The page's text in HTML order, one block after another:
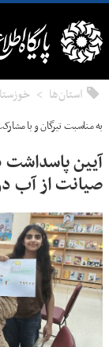
استان‌ها
به مناسبت تیرگان و با
آیین پاسداشت
صیانت از آب